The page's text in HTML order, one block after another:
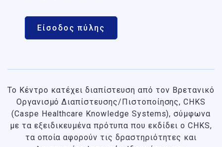
Είσοδος πύλης
Το Κέντρο κατέχει διαπίστευση από τον Βρετανικό
Οργανισμό Διαπίστευσης/Πιστοποίησης, CHKS
(Caspe Healthcare Knowledge Systems), σύμφωνα
με τα εξειδικευμένα πρότυπα που εκδίδει ο CHKS,
τα οποία αφορούν τις δραστηριότητες και